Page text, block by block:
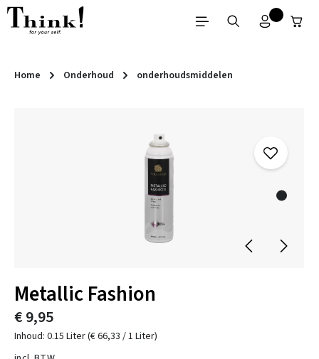
Ga naar de hoofdinhoud
Home Onderhoud onderhoudsmiddelen
Metallic Fashion
€ 9,95
Inhoud: 0.15 Liter(€ 66,33 / 1 Liter)